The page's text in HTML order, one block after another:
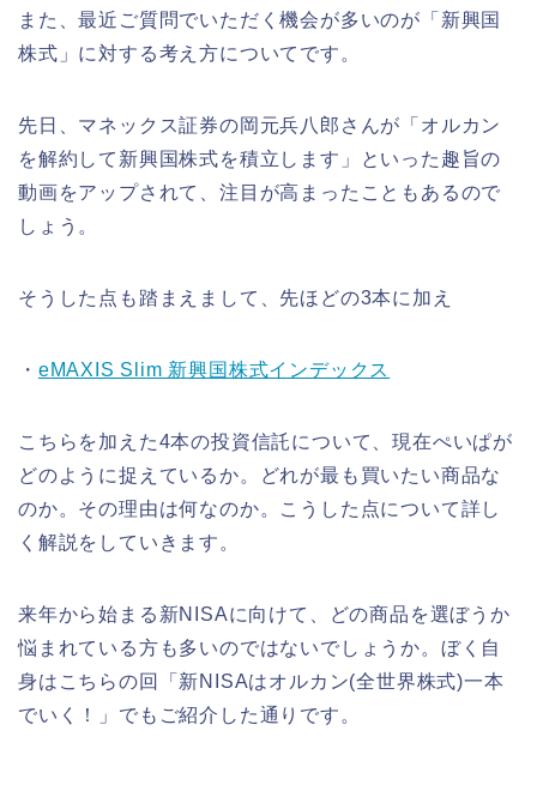
また、最近ご質問でいただく機会が多いのが「新興国
株式」に対する考え方についてです。
先日、マネックス証券の岡元兵八郎さんが「オルカン
を解約して新興国株式を積立します」といった趣旨の
動画をアップされて、注目が高まったこともあるので
しょう。
そうした点も踏まえまして、先ほどの3本に加え
・ eMAXIS Slim 新興国株式インデックス
こちらを加えた4本の投資信託について、現在ぺいぱが
どのように捉えているか。どれが最も買いたい商品な
のか。その理由は何なのか。こうした点について詳し
く解説をしていきます。
来年から始まる新NISAに向けて、どの商品を選ぼうか
悩まれている方も多いのではないでしょうか。ぼく自
身はこちらの回「新NISAはオルカン(全世界株式)一本
でいく！」でもご紹介した通りです。